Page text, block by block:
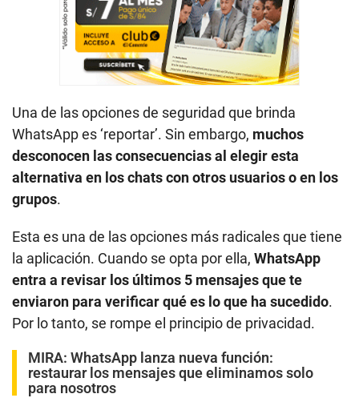
Una de las opciones de seguridad que brinda
WhatsApp es ‘reportar’. Sin embargo, muchos
desconocen las consecuencias al elegir esta
alternativa en los chats con otros usuarios o en los
grupos.
Esta es una de las opciones más radicales que tiene
la aplicación. Cuando se opta por ella, WhatsApp
entra a revisar los últimos 5 mensajes que te
enviaron para verificar qué es lo que ha sucedido.
Por lo tanto, se rompe el principio de privacidad.
MIRA: WhatsApp lanza nueva función:
restaurar los mensajes que eliminamos solo
para nosotros